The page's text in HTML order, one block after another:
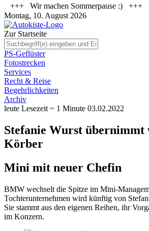
+++ Wir machen Sommerpause :) +++
Montag, 10. August 2026
Zur Startseite
PS-Geflüster
Fotostrecken
Services
Recht & Reise
Begehrlichkeiten
Archiv
leute Lesezeit ~ 1 Minute 03.02.2022
Stefanie Wurst übernimmt
Körber
Mini mit neuer Chefin
BMW wechselt die Spitze im Mini-
Tochterunternehmen wird künftig von
Sie stammt aus den eigenen Reihen, ihr
im Konzern.